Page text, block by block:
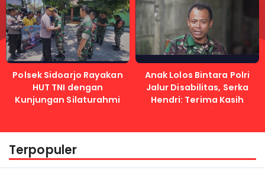
Polsek Sidoarjo Rayakan
HUT TNI dengan
Kunjungan Silaturahmi
Anak Lolos Bintara Polri
Jalur Disabilitas, Serka
Hendri: Terima Kasih
Kapolri
Terpopuler